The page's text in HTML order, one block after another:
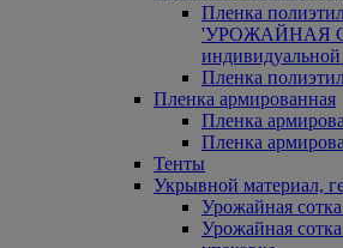
Пленка
'УРОЖАЙНАЯ
индивидуальной
Пленка
Пленка армированная
Пленка
Пленка
Тенты
Укрывной материал,
Урожайная
Урожайная